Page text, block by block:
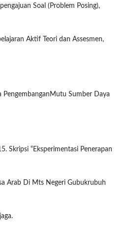
Soal (Problem Posing),
Aktif Teori dan Assesmen,
PengembanganMutu Sumber Daya
Skripsi “Eksperimentasi Penerapan
Arab Di Mts Negeri Gubukrubuh